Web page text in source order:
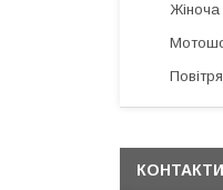
Жіноча
КОНТАКТИ